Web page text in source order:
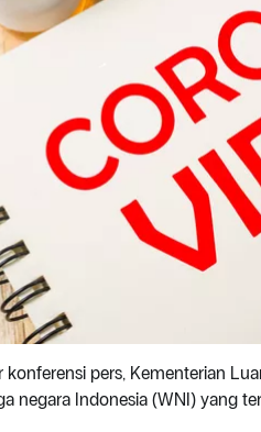
pers, Kementerian
negara Indonesia (WNI) yang